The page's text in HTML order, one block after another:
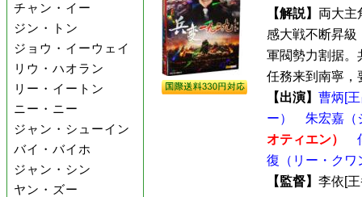
チャン・イー
ジン・トン
ジョウ・イーウェイ
リウ・ハオラン
リー・イートン
ニー・ニー
ジャン・シューイン
バイ・バイホ
ジャン・シン
ヤン・ズー
【解説】 両大主
感大戦不断昇級
軍閥勢力割据。
任務来到南寧，
【出演】 曹炳[
ー）
朱宏嘉（
オティエン）
復（リー・クワ
【監督】 李依[